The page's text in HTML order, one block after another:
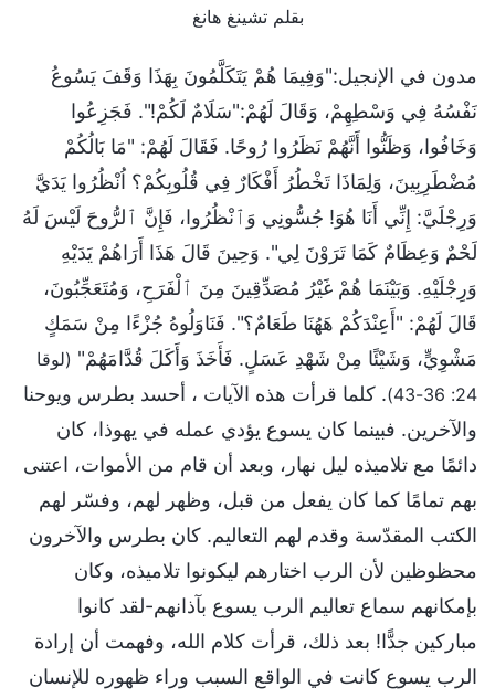
بقلم تشينغ هانغ
مدون في الإنجيل:"وَفِيمَا هُمْ يَتَكَلَّمُونَ بِهَذَا وَقَفَ يَسُوعُ
نَفْسُهُ فِي وَسْطِهِمْ، وَقَالَ لَهُمْ:"سَلَامٌ لَكُمْ!". فَجَزِعُوا
وَخَافُوا، وَظَنُّوا أَنَّهُمْ نَظَرُوا رُوحًا. فَقَالَ لَهُمْ: "مَا بَالُكُمْ
مُضْطَرِبِينَ، وَلِمَاذَا تَخْطُرُ أَفْكَارٌ فِي قُلُوبِكُمْ؟ اُنْظُرُوا يَدَيَّ
وَرِجْلَيَّ: إِنِّي أَنَا هُوَ! جُسُّونِي وَٱنْظُرُوا، فَإِنَّ ٱلرُّوحَ لَيْسَ لَهُ
لَحْمٌ وَعِظَامٌ كَمَا تَرَوْنَ لِي". وَحِينَ قَالَ هَذَا أَرَاهُمْ يَدَيْهِ
وَرِجْلَيْهِ. وَبَيْنَمَا هُمْ غَيْرُ مُصَدِّقِينَ مِنَ ٱلْفَرَحِ، وَمُتَعَجِّبُونَ،
قَالَ لَهُمْ: "أَعِنْدَكُمْ هَهُنَا طَعَامٌ؟". فَنَاوَلُوهُ جُزْءًا مِنْ سَمَكٍ
مَشْوِيٍّ، وَشَيْئًا مِنْ شَهْدِ عَسَلٍ. فَأَخَذَ وَأَكَلَ قُدَّامَهُمْ" (لوقا
24: 36-43)
. كلما قرأت هذه الآيات ، أحسد بطرس ويوحنا
والآخرين. فبينما كان يسوع يؤدي عمله في يهوذا، كان
دائمًا مع تلاميذه ليل نهار، وبعد أن قام من الأموات، اعتنى
بهم تمامًا كما كان يفعل من قبل، وظهر لهم، وفسّر لهم
الكتب المقدّسة وقدم لهم التعاليم. كان بطرس والآخرون
محظوظين لأن الرب اختارهم ليكونوا تلاميذه، وكان
بإمكانهم سماع تعاليم الرب يسوع بآذانهم-لقد كانوا
مباركين جدًّا! بعد ذلك، قرأت كلام الله، وفهمت أن إرادة
الرب يسوع كانت في الواقع السبب وراء ظهوره للإنسان